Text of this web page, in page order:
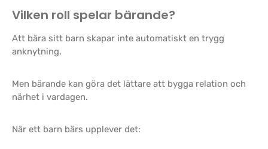
Vilken roll spelar bärande?
Att bära sitt barn skapar inte automatiskt en trygg
anknytning.
Men bärande kan göra det lättare att bygga relation och
närhet i vardagen.
När ett barn bärs upplever det: